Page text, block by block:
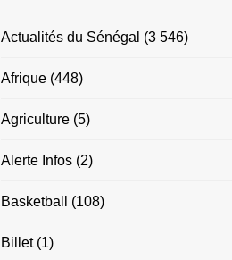
Actualités du Sénégal (3 546)
Afrique (448)
Agriculture (5)
Alerte Infos (2)
Basketball (108)
Billet(1)